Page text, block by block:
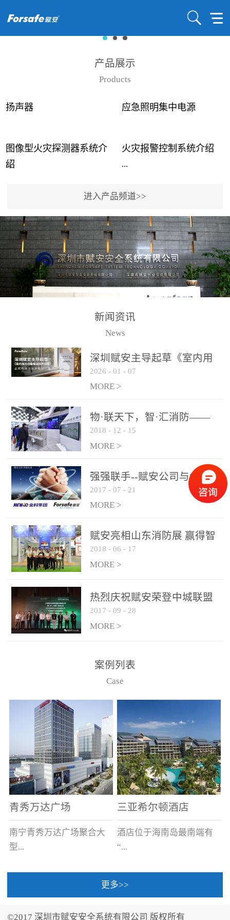
产品展示
Products
扬声器 应急照明集中电源
图像型火灾探测器系统介
绍
...
事故频发，传统的火灾探
测方法已无法满足要求。
尤其是目前众多的大型影
剧院、会议展览中心、体
育馆、大型仓库和隧道空
间等，其建筑结构特殊、
火灾隐患多。一旦发生火
传统的火灾关测器无法被
及时缺发，不能及早发现
和有效扑救火火，这不仅
力和闲难，同时也将造成
巨大的经济损失和社会影
响，基至还会造成人员伤
亡。图像型火灾探测器正
是针对这种高大空间建筑
物的消防设施、设备通过
现场图像的实时获取、预
处理和特征提取分析，实
现火焰的跟踪和识别。能
更早的进行预警，达到早
报早防的效果。 系统构
成示意图： 图像型火灾
和监控端两大部分组成。
两者之间通过以太网相
联，一台监控主机最多可
从监控主机上获取，最多
只能接6台，超过的需从现
火灾报警控制系统介绍
...
用了具有仲裁机制和冗余
校验的总线传输技术、线
路状态检测与保护技术、
后向光电感烟探测技术、
高可靠的系统抗干扰技术
等多项专利技术和专有技
警领域三十多年技术积累
和工程实践的结晶。
进入产品频道>>
新闻资讯
News
深圳赋安主导起草《室内用
光动能电池技术规程》 正式
布局光伏新能源产业
2026 - 01 - 07
MORE >
物·联天下，智·汇消防——
赋安F&S 2018上海消防展圆
满落幕
2018 - 12 - 15
MORE >
强强联手--赋安公司与金科
集团达成战略合作协议
2017 - 07 - 21
MORE >
赋安亮相山东消防展 赢得智
慧消防新荣耀
2018 - 06 - 17
MORE >
热烈庆祝赋安荣登中城联盟
联合采购战略合作平台
2017 - 09 - 28
MORE >
案例列表
Case
青秀万达广场
南宁青秀万达广场聚合大
型...
三亚希尔顿酒店
酒店位于海南岛最南端有
“...
中国的海岛天堂”之美称的
更多>>
©2017 深圳市赋安安全系统有限公司 版权所有